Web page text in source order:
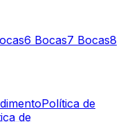
6 Bocas7 Bocas8
Política de
de